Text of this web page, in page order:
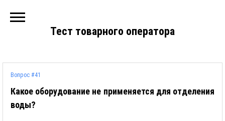
Тест товарного оператора
Вопрос #41
Какое оборудование не применяется для отделения
воды?